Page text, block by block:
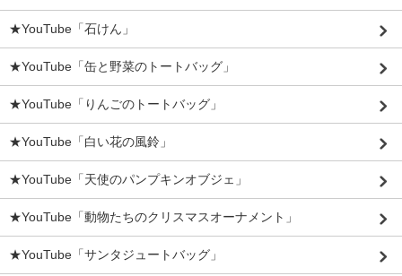
★YouTube「石けん」
★YouTube「缶と野菜のトートバッグ」
★YouTube「りんごのトートバッグ」
★YouTube「白い花の風鈴」
★YouTube「天使のパンプキンオブジェ」
★YouTube「動物たちのクリスマスオーナメント」
★YouTube「サンタジュートバッグ」